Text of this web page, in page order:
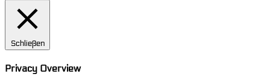
Schließen
Privacy Overview